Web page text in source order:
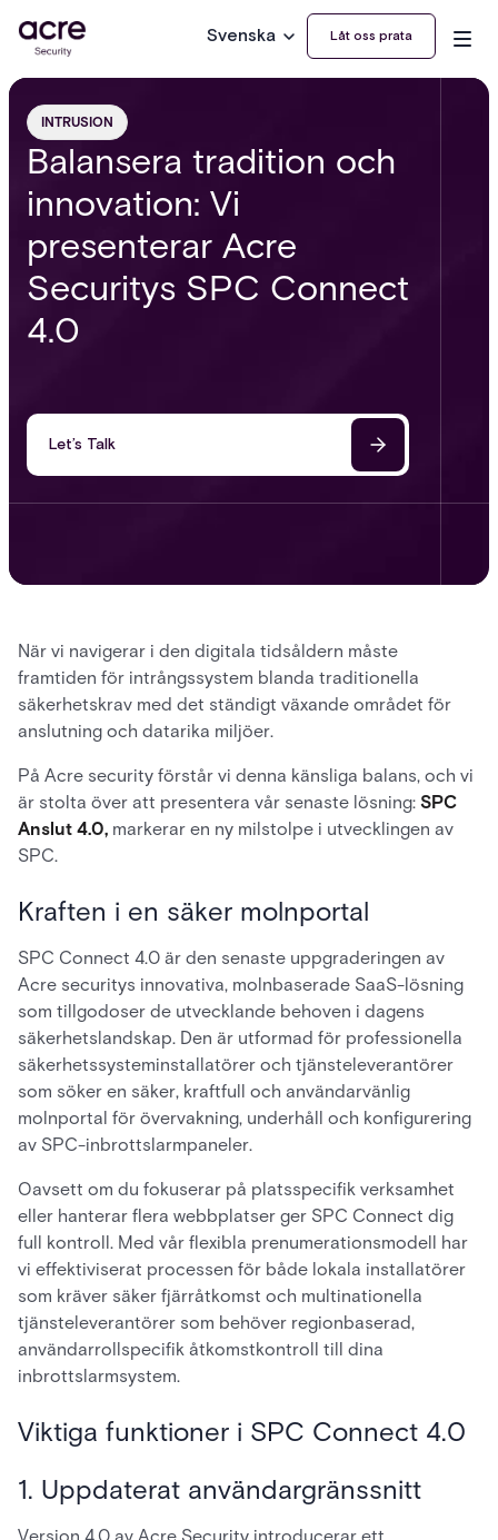
Svenska Låt oss prata
INTRUSION
Balansera tradition och
innovation: Vi
presenterar Acre
Securitys SPC Connect
4.0
Let’s Talk
När vi navigerar i den digitala tidsåldern måste
framtiden för intrångssystem blanda traditionella
säkerhetskrav med det ständigt växande området för
anslutning och datarika miljöer.
På Acre security förstår vi denna känsliga balans, och vi
är stolta över att presentera vår senaste lösning: SPC
Anslut 4.0, markerar en ny milstolpe i utvecklingen av
SPC.
Kraften i en säker molnportal
SPC Connect 4.0 är den senaste uppgraderingen av
Acre securitys innovativa, molnbaserade SaaS-lösning
som tillgodoser de utvecklande behoven i dagens
säkerhetslandskap. Den är utformad för professionella
säkerhetssysteminstallatörer och tjänsteleverantörer
som söker en säker, kraftfull och användarvänlig
molnportal för övervakning, underhåll och konfigurering
av SPC-inbrottslarmpaneler.
Oavsett om du fokuserar på platsspecifik verksamhet
eller hanterar flera webbplatser ger SPC Connect dig
full kontroll. Med vår flexibla prenumerationsmodell har
vi effektiviserat processen för både lokala installatörer
som kräver säker fjärråtkomst och multinationella
tjänsteleverantörer som behöver regionbaserad,
användarrollspecifik åtkomstkontroll till dina
inbrottslarmsystem.
Viktiga funktioner i SPC Connect 4.0
1. Uppdaterat användargränssnitt